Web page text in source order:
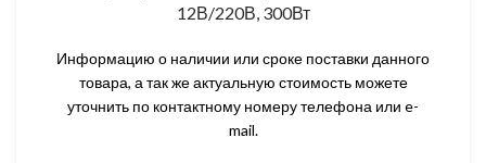
12В/220В, 300Вт
Информацию о наличии или сроке поставки данного
товара, а так же актуальную стоимость можете
уточнить по контактному номеру телефона или e-
mail.